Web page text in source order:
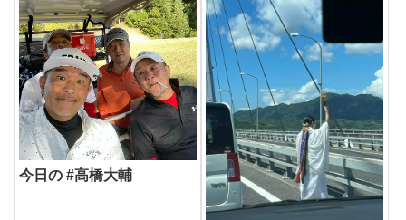
今日の #高橋大輔